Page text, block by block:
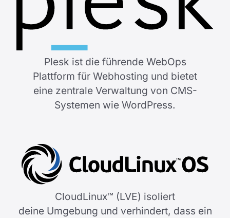
Plesk ist die führende WebOps
Plattform für Webhosting und bietet
eine zentrale Verwaltung von CMS-
Systemen wie WordPress.
CloudLinux™ (LVE) isoliert
deine Umgebung und verhindert, dass ein